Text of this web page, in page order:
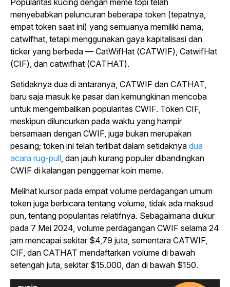
menyebabkan peluncuran beberapa token (tepatnya,
empat token saat ini) yang semuanya memiliki nama,
catwifhat, tetapi menggunakan gaya kapitalisasi dan
ticker yang berbeda — CatWifHat (CATWIF), CatwifHat
(CIF), dan catwifhat (CATHAT).
Setidaknya dua di antaranya, CATWIF dan CATHAT,
baru saja masuk ke pasar dan kemungkinan mencoba
untuk mengembalikan popularitas CWIF. Token CIF,
meskipun diluncurkan pada waktu yang hampir
bersamaan dengan CWIF, juga bukan merupakan
pesaing; token ini telah terlibat dalam setidaknya dua
acara rug-pull , dan jauh kurang populer dibandingkan
CWIF di kalangan penggemar koin meme.
Melihat kursor pada empat volume perdagangan umum
token juga berbicara tentang volume, tidak ada maksud
pun, tentang popularitas relatifnya. Sebagaimana diukur
pada 7 Mei 2024, volume perdagangan CWIF selama 24
jam mencapai sekitar $4,79 juta, sementara CATWIF,
CIF, dan CATHAT mendaftarkan volume di bawah
setengah juta, sekitar $15.000, dan di bawah $150.